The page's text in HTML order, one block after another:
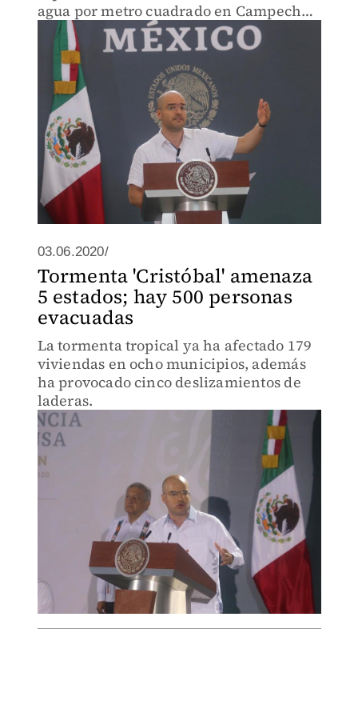
agua por metro cuadrado en Campeche,
Tabasco y Yucatán.
03.06.2020/
Tormenta 'Cristóbal' amenaza
5 estados; hay 500 personas
evacuadas
La tormenta tropical ya ha afectado 179
viviendas en ocho municipios, además
ha provocado cinco deslizamientos de
laderas.